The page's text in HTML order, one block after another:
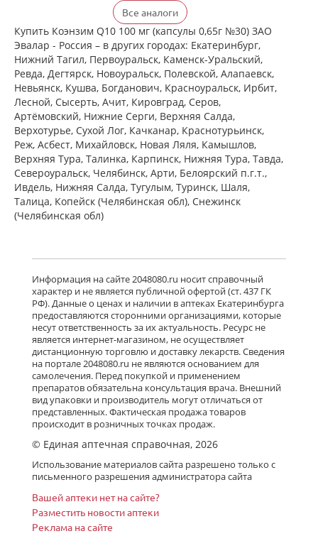
Все аналоги
Купить Коэнзим Q10 100 мг (капсулы 0,65г №30) ЗАО
Эвалар - Россия – в других городах: Екатеринбург,
Нижний Тагил, Первоуральск, Каменск-Уральский,
Ревда, Дегтярск, Новоуральск, Полевской, Алапаевск,
Невьянск, Кушва, Богданович, Красноуральск, Ирбит,
Лесной, Сысерть, Ачит, Кировград, Серов,
Артёмовский, Нижние Cерги, Верхняя Салда,
Верхотурье, Сухой Лог, Качканар, Краснотурьинск,
Реж, Асбест, Михайловск, Новая Ляля, Камышлов,
Верхняя Тура, Талинка, Карпинск, Нижняя Тура, Тавда,
Североуральск, Челябинск, Арти, Белоярский п.г.т.,
Ивдель, Нижняя Салда, Тугулым, Туринск, Шаля,
Талица, Копейск (Челябинская обл), Снежинск
(Челябинская обл)
Информация на сайте 2048080.ru носит справочный
характер и не является публичной офертой (ст. 437 ГК
РФ). Данные о ценах и наличии в аптеках Екатеринбурга
предоставляются сторонними организациями, которые
несут ответственность за их актуальность. Ресурс не
является интернет-магазином, не осуществляет
дистанционную торговлю и доставку лекарств. Сведения
на портале 2048080.ru не являются основанием для
самолечения. Перед покупкой и применением
препаратов обязательна консультация врача. Внешний
вид упаковки и производитель могут отличаться от
представленных. Фактическая продажа товаров
происходит в розничных точках продаж.
© Единая аптечная справочная, 2026
Использование материалов сайта разрешено только с
письменного разрешения администратора сайта
Вашей аптеки нет на сайте?
Разместить новости аптеки
Реклама на сайте